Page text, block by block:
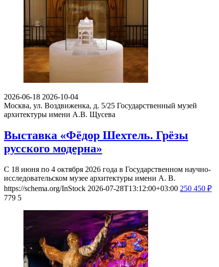
2026-06-18 2026-10-04
Москва, ул. Воздвиженка, д. 5/25 Государственный музей
архитектуры имени А.В. Щусева
Выставка «Фёдор Шехтель. Грёзы
русского модерна»
С 18 июня по 4 октября 2026 года в Государственном научно-
исследовательском музее архитектуры имени А. В.
https://schema.org/InStock 2026-07-28T13:12:00+03:00 250 450 ₽
779 5